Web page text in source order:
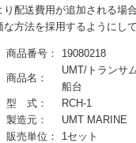
り配送費用が追加される場
な方法を採用するようにし
商品番号： 19080218
商品名：
UMT/トランサ
船台
型 式：
RCH-1
製造元：
UMT MARINE
販売単位：
1セット